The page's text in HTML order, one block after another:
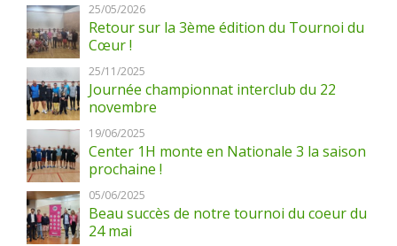
25/05/2026
Retour sur la 3ème édition du Tournoi du
Cœur !
25/11/2025
Journée championnat interclub du 22
novembre
19/06/2025
Center 1H monte en Nationale 3 la saison
prochaine !
05/06/2025
Beau succès de notre tournoi du coeur du
24 mai